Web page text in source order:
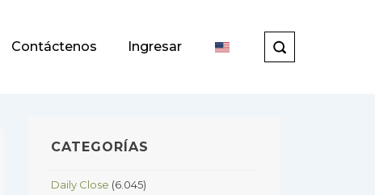
Contáctenos Ingresar
CATEGORÍAS
Daily Close (6.045)